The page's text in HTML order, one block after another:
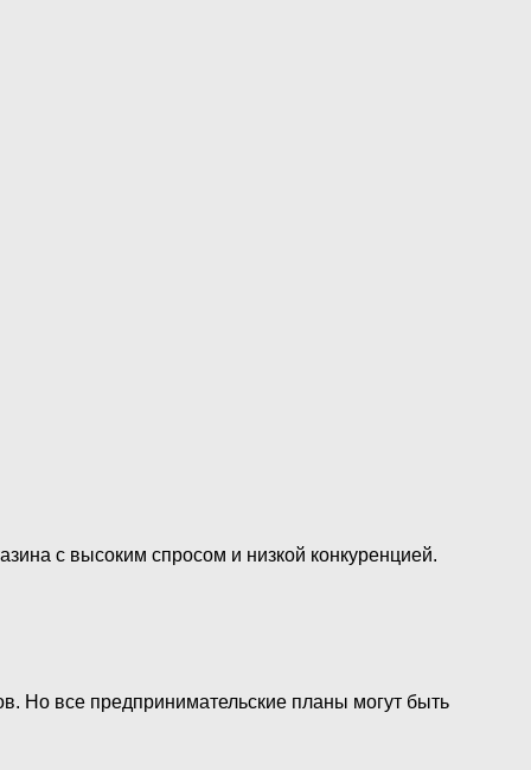
с высоким спросом и низкой конкуренцией.
Но все предпринимательские планы могут быть